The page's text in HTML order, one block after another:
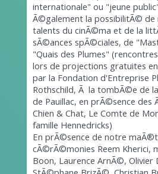
internationale" ou "jeune
Ã©galement la possibilitÃ© de
talents du cinÃ©ma et de la
sÃ©ances spÃ©ciales, de
"Quais des Plumes"
lors de projections gratuites
par la Fondation d'Entreprise
Rothschild, Ã la tombÃ©e de
de Pauillac, en prÃ©sence des
Chien & Chat, Le Comte de
famille Hennedricks)
En prÃ©sence de notre
cÃ©rÃ©monies Reem Kherici,
Boon, Laurence ArnÃ©, Olivier